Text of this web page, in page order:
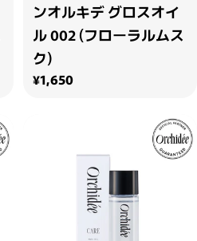
ンオルキデ グロスオイ
ル 002 (フローラルムス
ク)
通常価格
¥1,650